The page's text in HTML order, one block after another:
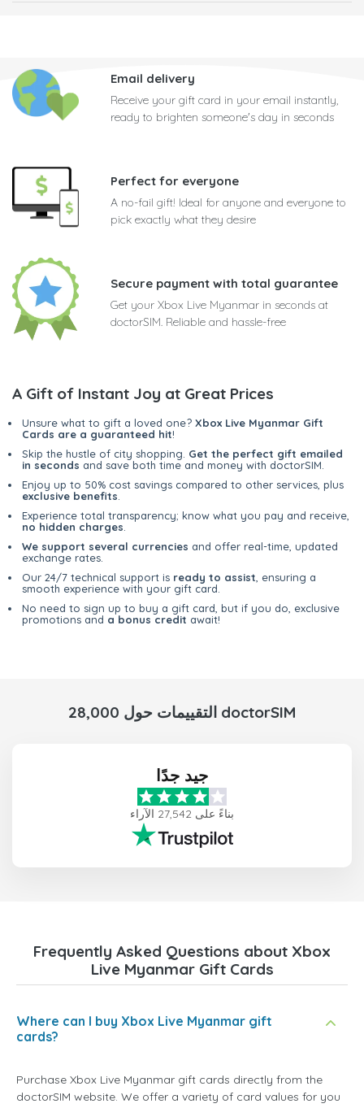
Email delivery
Receive your gift card in your email instantly,
ready to brighten someone's day in seconds
Perfect for everyone
A no-fail gift! Ideal for anyone and everyone to
pick exactly what they desire
Secure payment with total guarantee
Get your Xbox Live Myanmar in seconds at
doctorSIM. Reliable and hassle-free
A Gift of Instant Joy at Great Prices
Unsure what to gift a loved one? Xbox Live Myanmar Gift
Cards are a guaranteed hit!
Skip the hustle of city shopping. Get the perfect gift emailed
in seconds and save both time and money with doctorSIM.
Enjoy up to 50% cost savings compared to other services, plus
exclusive benefits
Experience total transparency; know what you pay and receive,
no hidden charges
We support several currencies and offer real-time, updated
exchange rates.
Our 24/7 technical support is ready to assist , ensuring a
smooth experience with your gift card.
No need to sign up to buy a gift card, but if you do, exclusive
promotions and a bonus credit await!
28,000 التقييمات حول doctorSIM
جيد جدًا
بناءً على 27,542 الآراء
Frequently Asked Questions about Xbox
Live Myanmar Gift Cards
Where can I buy Xbox Live Myanmar gift
cards?
Purchase Xbox Live Myanmar gift cards directly from the
doctorSIM website. We offer a variety of card values for you